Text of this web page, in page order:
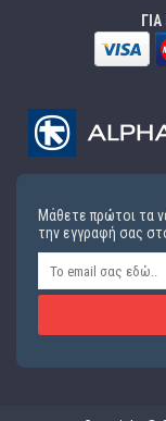
Μάθετε πρώτοι τα
την εγγραφή σας